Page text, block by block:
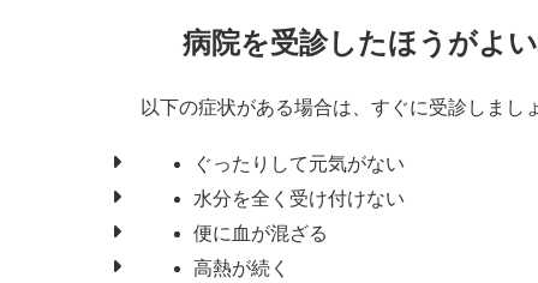
病院を受診したほうがよ
以下の症状がある場合は、すぐに受診しまし
ぐったりして元気がない
水分を全く受け付けない
便に血が混ざる
高熱が続く